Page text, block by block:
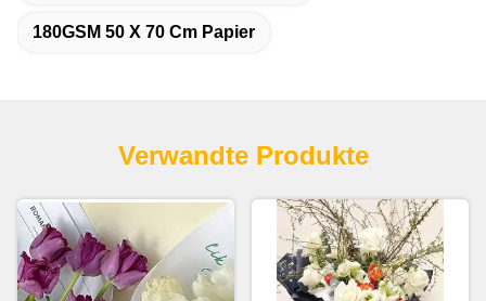
180GSM 50 X 70 Cm Papier
Verwandte Produkte